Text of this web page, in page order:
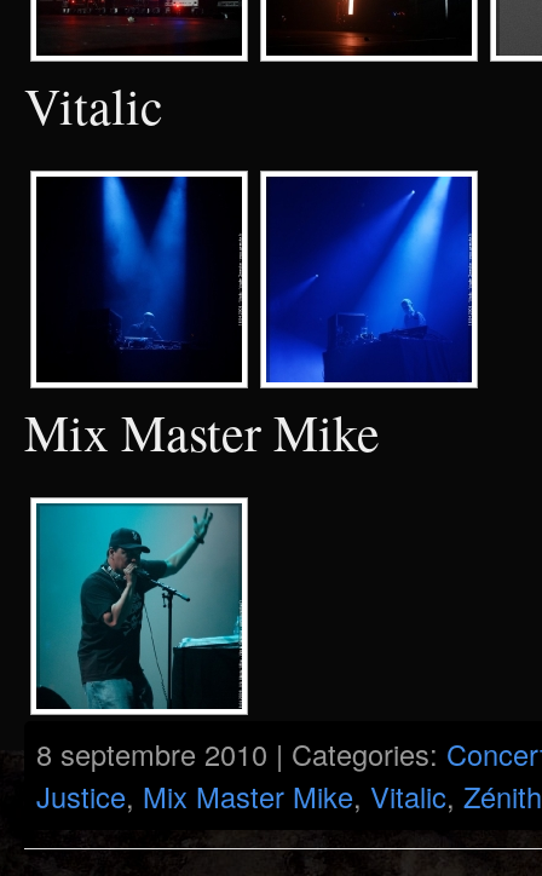
Vitalic
Mix Master Mike
8 septembre 2010 | Categories:
Justice, Mix Master Mike, Vitalic,